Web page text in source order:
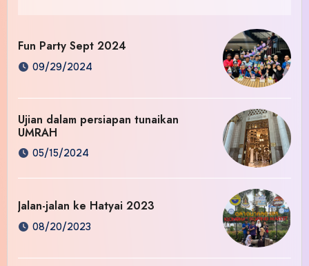
Fun Party Sept 2024
09/29/2024
Ujian dalam persiapan tunaikan
UMRAH
05/15/2024
Jalan-jalan ke Hatyai 2023
08/20/2023